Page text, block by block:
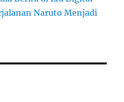
Naruto Menjadi